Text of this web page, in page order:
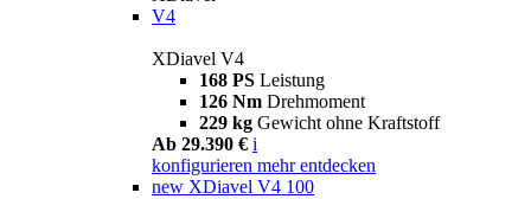
V4
XDiavel V4
168 PS Leistung
126 Nm Drehmoment
229 kg Gewicht ohne Kraftstoff
Ab 29.390 € i
konfigurieren mehr entdecken
new XDiavel V4 100